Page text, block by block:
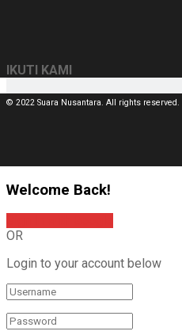
IKUTI KAMI
© 2022 Suara Nusantara. All rights reserved.
Welcome Back!
OR
Login to your account below